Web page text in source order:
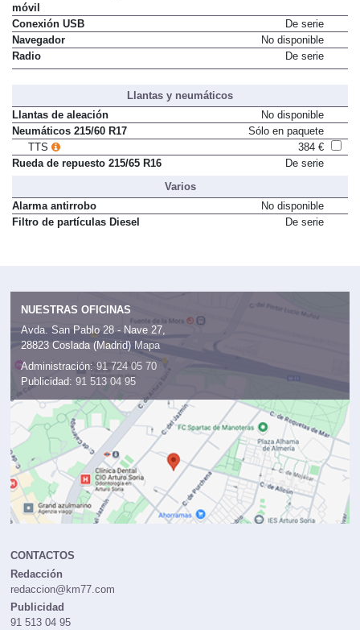
móvil
Conexión USB
De serie
Navegador
No disponible
Radio
De serie
Llantas y neumáticos
Llantas de aleación
No disponible
Neumáticos 215/60 R17
Sólo en paquete
TTS
384 €
Rueda de repuesto 215/65 R16
De serie
Varios
Alarma antirrobo
No disponible
Filtro de partículas Diesel
De serie
NUESTRAS OFICINAS
Avda. San Pablo 28 - Nave 27,
28823 Coslada (Madrid) Mapa
Administración: 91 724 05 70
Publicidad: 91 513 04 95
CONTACTOS
Redacción
redaccion@km77.com
Publicidad
91 513 04 95